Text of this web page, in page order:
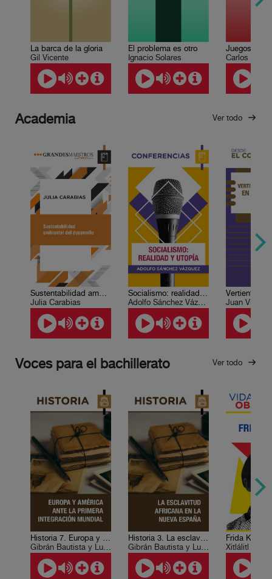
La barca de la gloria
Gil Vicente
El problema es otro
Ignacio Solares
Juegos
Carlos
Academia Ver todo
Sustentabilidad ambiental del desarrollo
Julia Carabias
Socialismo: realidad y utopía
Adolfo Sánchez Vázquez
Juan Villoro
Voces para el bachillerato Ver todo
Historia 7. Europa y América ante la primera integración mundial
Gibrán Bautista y Lugo
Historia 3. La esclavitud africana en la Nueva España
Gibrán Bautista y Lugo
Frida Kahlo
Xitlálitl